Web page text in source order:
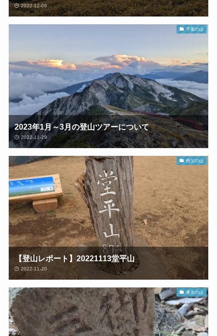
2022-12-09
千葉の山
2023年1月～3月の登山ツアーについて
2022-11-29
秩父の山
【登山レポート】20221113堂平山
2022-11-20
東京の山